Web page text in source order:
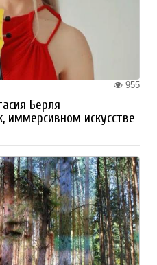
955
Берля
иммерсивном искусстве